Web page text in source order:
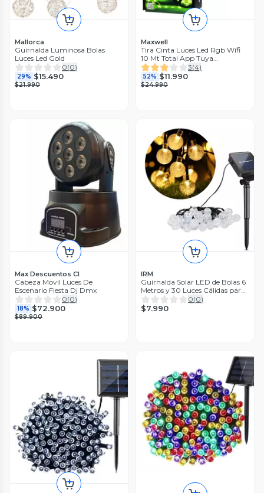
Mallorca
Guirnalda Luminosa Bolas
Luces Led Gold
0(0)
29% $15.490
$21.990
Maxwell
Tira Cinta Luces Led Rgb Wifi
10 Mt Total App Tuya
+Conector
3(4)
52% $11.990
$24.990
Max Descuentos Cl
Cabeza Movil Luces De
Escenario Fiesta Dj Dmx
0(0)
18% $72.900
$89.900
IRM
Guirnalda Solar LED de Bolas 6
Metros y 30 Luces Cálidas para
Exterior
0(0)
$7.990